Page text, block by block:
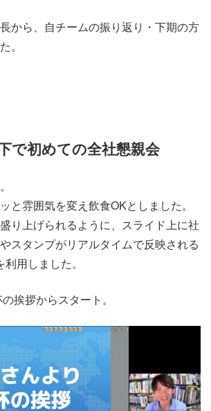
から、自チームの振り返り・下期の方
。
で初めての全社懇親会
と雰囲気を変え飲食OKとしました。
り上げられるように、スライド上に社
スタンプがリアルタイムで反映される
利用しました。
挨拶からスタート。